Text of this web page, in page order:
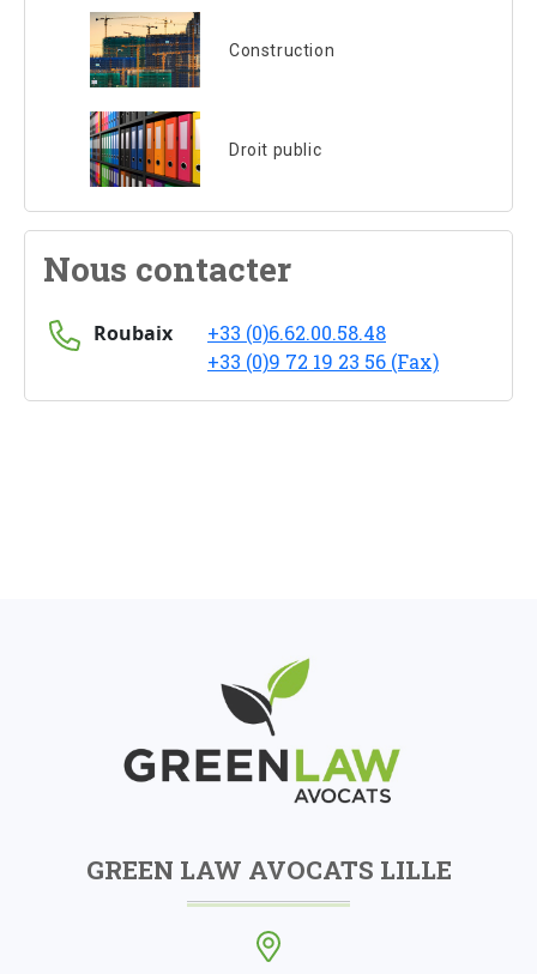
Construction
Droit public
Nous contacter
Roubaix
+33 (0)6.62.00.58.48
+33 (0)9 72 19 23 56 (Fax)
GREEN LAW AVOCATS LILLE